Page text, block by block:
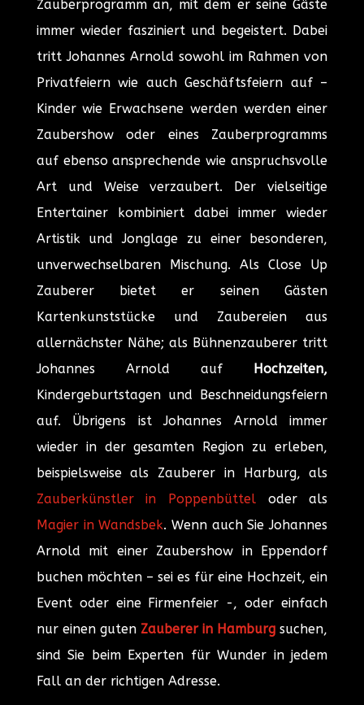
Zauberprogramm an, mit dem er seine Gäste
immer wieder fasziniert und begeistert. Dabei
tritt Johannes Arnold sowohl im Rahmen von
Privatfeiern wie auch Geschäftsfeiern auf –
Kinder wie Erwachsene werden werden einer
Zaubershow oder eines Zauberprogramms
auf ebenso ansprechende wie anspruchsvolle
Art und Weise verzaubert. Der vielseitige
Entertainer kombiniert dabei immer wieder
Artistik und Jonglage zu einer besonderen,
unverwechselbaren Mischung. Als Close Up
Zauberer bietet er seinen Gästen
Kartenkunststücke und Zaubereien aus
allernächster Nähe; als Bühnenzauberer tritt
Johannes Arnold auf Hochzeiten,
Kindergeburtstagen und Beschneidungsfeiern
auf. Übrigens ist Johannes Arnold immer
wieder in der gesamten Region zu erleben,
beispielsweise als Zauberer in Harburg, als
Zauberkünstler in Poppenbüttel oder als
Magier in Wandsbek. Wenn auch Sie Johannes
Arnold mit einer Zaubershow in Eppendorf
buchen möchten – sei es für eine Hochzeit, ein
Event oder eine Firmenfeier -, oder einfach
nur einen guten Zauberer in Hamburg suchen,
sind Sie beim Experten für Wunder in jedem
Fall an der richtigen Adresse.